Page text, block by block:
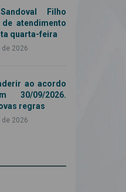
Filho
atendimento
quarta-feira
de 2026
ao acordo
30/09/2026.
regras
de 2026